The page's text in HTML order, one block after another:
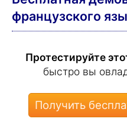
французского
Протестируйте
быстро вы